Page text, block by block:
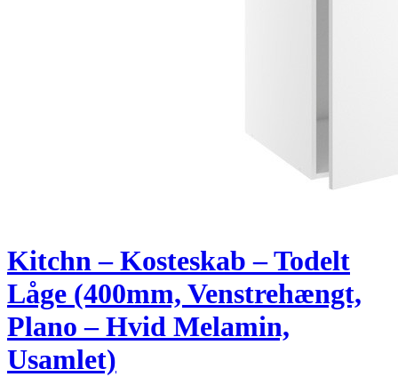
Kitchn – Kosteskab – Todelt
Låge (400mm, Venstrehængt,
Plano – Hvid Melamin,
Usamlet)